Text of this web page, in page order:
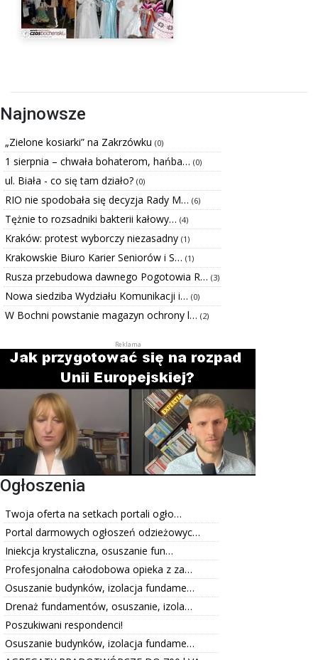
Najnowsze
„Zielone kosiarki” na Zakrzówku (0)
1 sierpnia – chwała bohaterom, hańba… (0)
ul. Biała - co się tam działo? (0)
RIO nie spodobała się decyzja Rady M… (6)
Tężnie to rozsadniki bakterii kałowy… (4)
Kraków: protest wyborczy niezasadny (1)
Krakowskie Biuro Karier Seniorów i S… (1)
Rusza przebudowa dawnego Pogotowia R… (3)
Nowa siedziba Wydziału Komunikacji i… (0)
W Bochni powstanie magazyn ochrony l… (2)
Ogłoszenia
Twoja oferta na setkach portali ogło…
Portal darmowych ogłoszeń odzieżowyc…
Iniekcja krystaliczna, osuszanie fun…
Profesjonalna całodobowa opieka z za…
Osuszanie budynków, izolacja fundame…
Drenaż fundamentów, osuszanie, izola…
Poszukiwani respondenci!
Osuszanie budynków, izolacja fundame…